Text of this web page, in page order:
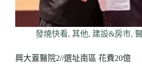
發燒快看, 其他, 建設&房市,
興大蓋醫院2//選址南區 花費20億